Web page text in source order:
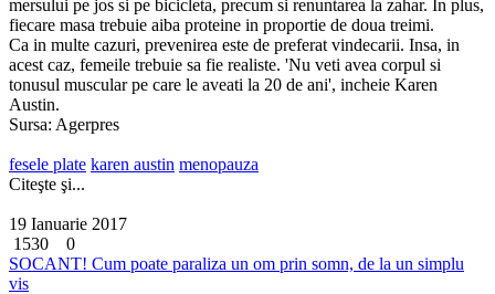
mersului pe jos si pe bicicleta, precum si renuntarea la zahar. In plus,
fiecare masa trebuie aiba proteine in proportie de doua treimi.
Ca in multe cazuri, prevenirea este de preferat vindecarii. Insa, in
acest caz, femeile trebuie sa fie realiste. 'Nu veti avea corpul si
tonusul muscular pe care le aveati la 20 de ani', incheie Karen
Austin.
Sursa: Agerpres
fesele plate karen austin menopauza
Citeşte şi...
19 Ianuarie 2017
1530
0
SOCANT! Cum poate paraliza un om prin somn, de la un simplu
vis